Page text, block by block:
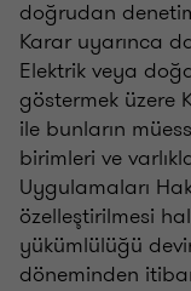
doğrudan
Karar uyarınca
Elektrik veya
göstermek üzere
ile bunların
birimleri ve
Uygulamaları
özelleştirilmesi
yükümlülüğü
döneminden